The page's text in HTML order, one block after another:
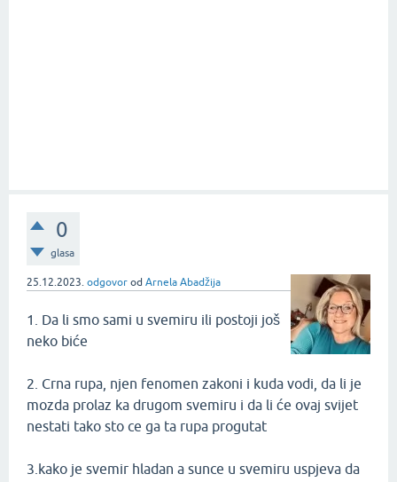
0
glasa
25.12.2023. odgovor od Arnela Abadžija
1. Da li smo sami u svemiru ili postoji još
neko biće
2. Crna rupa, njen fenomen zakoni i kuda vodi, da li je
mozda prolaz ka drugom svemiru i da li će ovaj svijet
nestati tako sto ce ga ta rupa progutat
3.kako je svemir hladan a sunce u svemiru uspjeva da